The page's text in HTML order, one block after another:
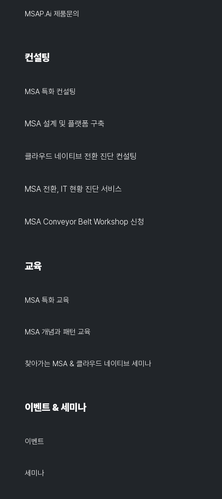
MSAP.ai 제품문의
컨설팅
MSA 특화 컨설팅
MSA 설계 및 플랫폼 구축
클라우드 네이티브 전환 진단 컨설팅
MSA 전환, IT 현황 진단 서비스
MSA Conveyor Belt Workshop 신청
교육
MSA 특화 교육
MSA 개념과 패턴 교육
찾아가는 MSA & 클라우드 네이티브 세미나
이벤트 & 세미나
이벤트
세미나